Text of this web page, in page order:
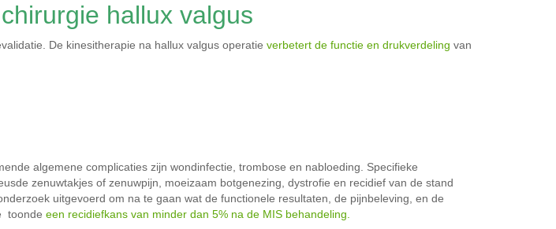
hallux valgus
De kinesitherapie na hallux valgus operatie verbetert de functie en drukverdeling van
algemene complicaties zijn wondinfectie, trombose en nabloeding. Specifieke
zenuwtakjes of zenuwpijn, moeizaam botgenezing, dystrofie en recidief van de stand
uitgevoerd om na te gaan wat de functionele resultaten, de pijnbeleving, en de
toonde een recidiefkans van minder dan 5% na de MIS behandeling.